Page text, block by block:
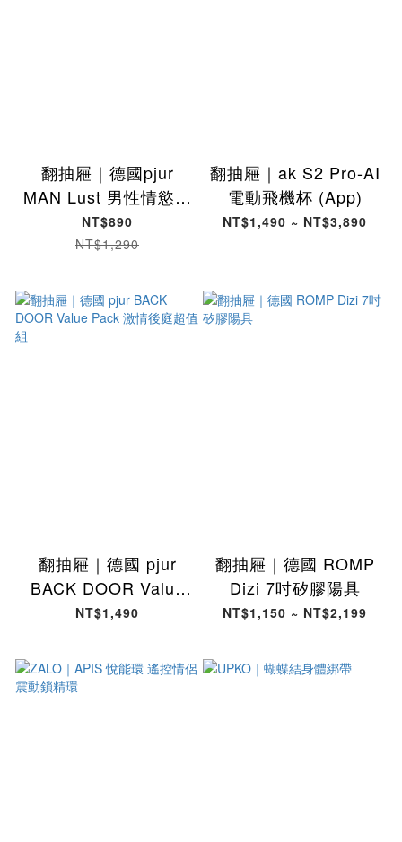
翻抽屜｜德國pjur
MAN Lust 男性情慾提
升凝膠 ( 雄辣瓶 )
NT$890
NT$1,290
翻抽屜｜ak S2 Pro-AI
電動飛機杯 (App)
NT$1,490 ~ NT$3,890
翻抽屜｜德國 pjur
BACK DOOR Value
Pack 激情後庭超值組
NT$1,490
翻抽屜｜德國 ROMP
Dizi 7吋矽膠陽具
NT$1,150 ~ NT$2,199